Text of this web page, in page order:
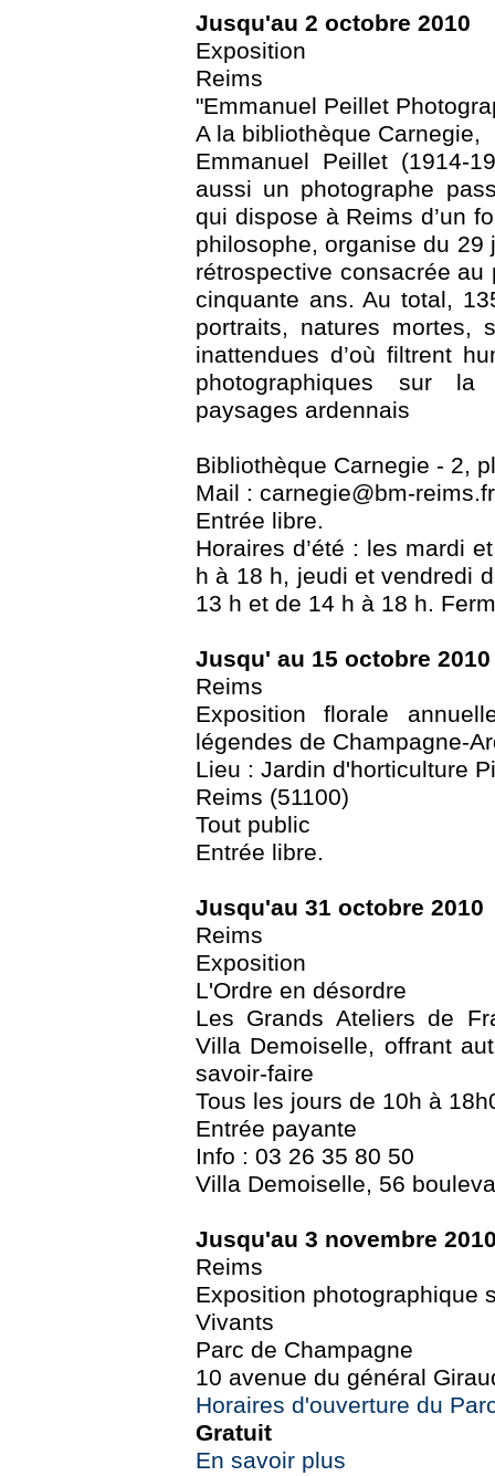
Jusqu'au 2 octobre 2010
Exposition
Reims
"Emmanuel Peillet
A la bibliothèque Carnegie,
Emmanuel Peillet (1914-
aussi un photographe
qui dispose à Reims d’un
philosophe, organise du
rétrospective consacrée
cinquante ans. Au total,
portraits, natures mortes,
inattendues d’où filtrent
photographiques sur la
paysages ardennais
Bibliothèque Carnegie - 2,
Mail : carnegie@bm-
Entrée libre.
Horaires d’été : les mardi
h à 18 h, jeudi et vendredi
13 h et de 14 h à 18 h.
Jusqu' au 15 octobre 2010
Reims
Exposition florale
légendes de Champagne-
Lieu : Jardin d'horticulture
Reims (51100)
Tout public
Entrée libre.
Jusqu'au 31 octobre 2010
Reims
Exposition
L'Ordre en désordre
Les Grands Ateliers de
Villa Demoiselle, offrant
savoir-faire
Tous les jours de 10h à
Entrée payante
Info : 03 26 35 80 50
Villa Demoiselle, 56
Jusqu'au 3 novembre
Reims
Exposition photographique
Vivants
Parc de Champagne
10 avenue du général
Horaires d'ouverture du
Gratuit
En savoir plus